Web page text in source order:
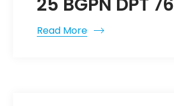
Read More